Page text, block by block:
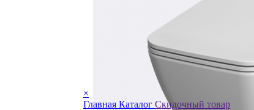
×
Главная Каталог Скидочный товар